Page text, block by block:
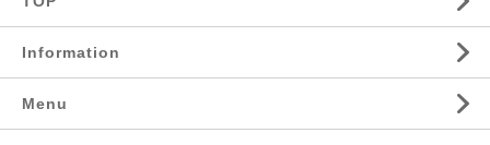
Information
Menu